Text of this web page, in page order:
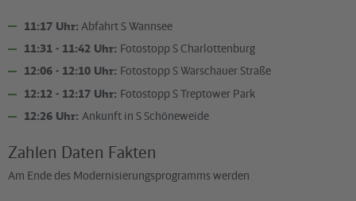
11:17 Uhr: Abfahrt S Wannsee
11:31 - 11:42 Uhr: Fotostopp S Charlottenburg
12:06 - 12:10 Uhr: Fotostopp S Warschauer Straße
12:12 - 12:17 Uhr: Fotostopp S Treptower Park
12:26 Uhr: Ankunft in S Schöneweide
Zahlen Daten Fakten
Am Ende des Modernisierungsprogramms werden